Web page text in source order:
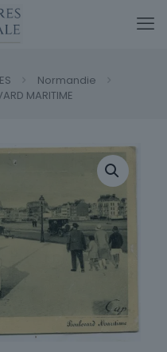
Normandie
MARITIME